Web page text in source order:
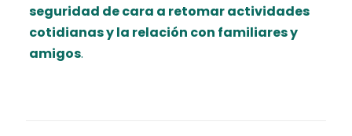
seguridad de cara a retomar actividades
cotidianas y la relación con familiares y
amigos.